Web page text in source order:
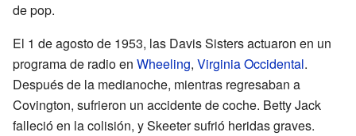
de pop.
El 1 de agosto de 1953, las Davis Sisters actuaron en un
programa de radio en Wheeling, Virginia Occidental.
Después de la medianoche, mientras regresaban a
Covington, sufrieron un accidente de coche. Betty Jack
falleció en la colisión, y Skeeter sufrió heridas graves.